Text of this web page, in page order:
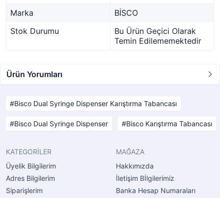
Marka
BİSCO
Stok Durumu
Bu Ürün Geçici Olarak
Temin Edilememektedir
Ürün Yorumları
Bisco Dual Syringe Dispenser Karıştırma Tabancası
Bisco Dual Syringe Dispenser Bisco Karıştırma Tabancası
KATEGORİLER
Üyelik Bilgilerim
Adres Bilgilerim
Siparişlerim
MAĞAZA
Hakkımızda
İletişim Bİlgilerimiz
Banka Hesap Numaraları